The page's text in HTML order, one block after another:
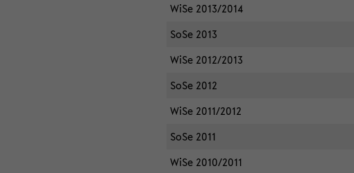
WiSe 2013/2014
SoSe 2013
WiSe 2012/2013
SoSe 2012
WiSe 2011/2012
SoSe 2011
WiSe 2010/2011